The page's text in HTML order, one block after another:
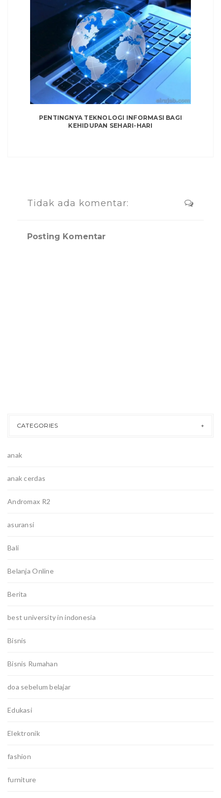
PENTINGNYA TEKNOLOGI INFORMASI BAGI
KEHIDUPAN SEHARI-HARI
Tidak ada komentar:
Posting Komentar
CATEGORIES
anak
anak cerdas
Andromax R2
asuransi
Bali
Belanja Online
Berita
best university in indonesia
Bisnis
Bisnis Rumahan
doa sebelum belajar
Edukasi
Elektronik
fashion
furniture